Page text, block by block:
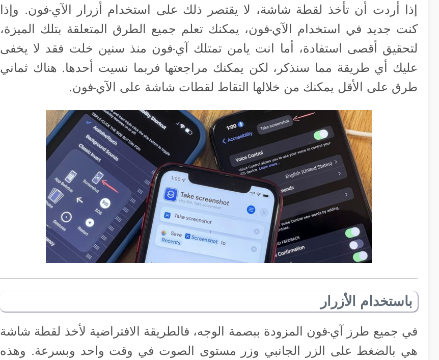
إذا أردت أن تأخذ لقطة شاشة، لا يقتصر ذلك على استخدام أزرار الآي-فون. وإذا
كنت جديد في استخدام الآي-فون، يمكنك تعلم جميع الطرق المتعلقة بتلك الميزة،
لتحقيق أقصى استفادة، أما انت يامن تمتلك آي-فون منذ سنين خلت فقد لا يخفى
عليك أي طريقة مما سنذكر، لكن يمكنك مراجعتها فربما نسيت أحدها. هناك ثماني
طرق على الأقل يمكنك من خلالها التقاط لقطات شاشة على الآي-فون.
باستخدام الأزرار
في جميع طرز آي-فون المزودة ببصمة الوجه، فالطريقة الافتراضية لأخذ لقطة شاشة
هي بالضغط على الزر الجانبي وزر مستوى الصوت في وقت واحد وبسرعة. وهذه